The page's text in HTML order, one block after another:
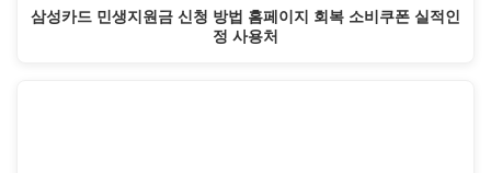
삼성카드 민생지원금 신청 방법 홈페이지 회복 소비쿠폰 실적인
정 사용처